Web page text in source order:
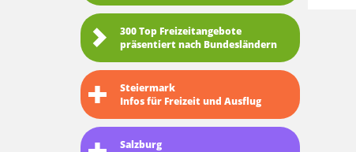
300 Top Freizeitangebote
präsentiert nach Bundesländern
Steiermark
Infos für Freizeit und Ausflug
Salzburg